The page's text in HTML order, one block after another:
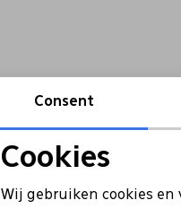
Consent
Cookies
Wij gebruiken cookies